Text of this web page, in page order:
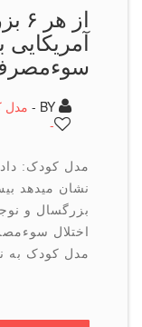
از هر ۶
آمریکایی بیش
سوءمصرف
مدل کودک
مدل کودک: داده هایی
نشان میدهد بیش از
اختلال سوءمصرف
مدل کودک به نقل